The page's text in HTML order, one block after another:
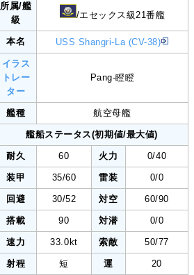
所属/艦
級
/エセックス級21番艦
本名 USS Shangri-La (CV-38)
イラス
トレー
ター
Pang-瞪瞪
艦種 航空母艦
艦船ステータス(初期値/最大値)
耐久 60 火力 0/40
装甲 35/60 雷装 0/0
回避 30/52 対空 60/90
搭載 90 対潜 0/0
速力 33.0kt 索敵 50/77
射程 短 運 20